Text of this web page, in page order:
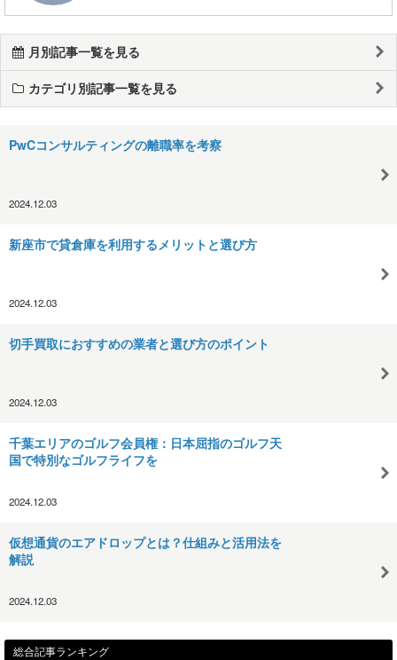
月別記事一覧を見る
カテゴリ別記事一覧を見る
PwCコンサルティングの離職率を考察
2024.12.03
新座市で貸倉庫を利用するメリットと選び方
2024.12.03
切手買取におすすめの業者と選び方のポイント
2024.12.03
千葉エリアのゴルフ会員権：日本屈指のゴルフ天
国で特別なゴルフライフを
2024.12.03
仮想通貨のエアドロップとは？仕組みと活用法を
解説
2024.12.03
総合記事ランキング